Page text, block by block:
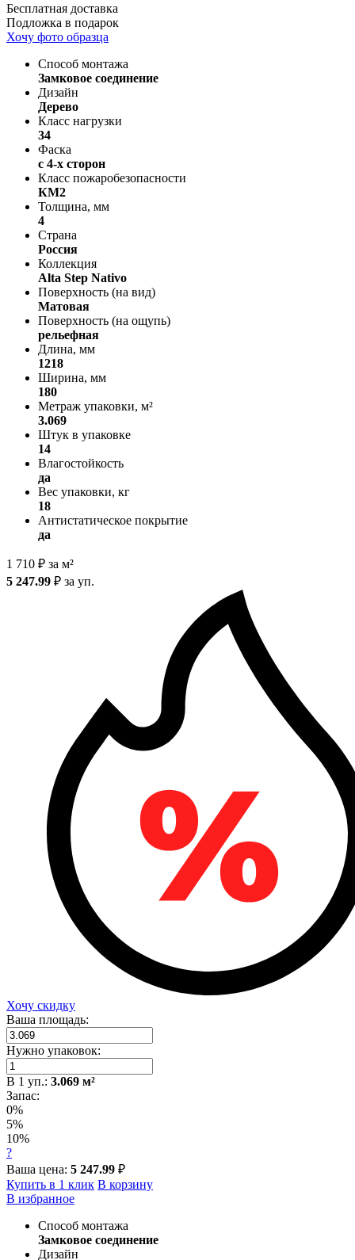
Бесплатная доставка
Подложка в подарок
Хочу фото образца
Способ монтажа
Замковое соединение
Дизайн
Дерево
Класс нагрузки
34
Фаска
с 4-х сторон
Класс пожаробезопасности
КМ2
Толщина, мм
4
Страна
Россия
Коллекция
Alta Step Nativo
Поверхность (на вид)
Матовая
Поверхность (на ощупь)
рельефная
Длина, мм
1218
Ширина, мм
180
Метраж упаковки, м²
3.069
Штук в упаковке
14
Влагостойкость
да
Вес упаковки, кг
18
Антистатическое покрытие
да
1 710 ₽ за м²
5 247.99 ₽ за уп.
Хочу скидку
Ваша площадь:
Нужно упаковок:
В 1 уп.: 3.069 м²
Запас:
0%
5%
10%
?
Ваша цена: 5 247.99 ₽
Купить в 1 клик В корзину
В избранное
Способ монтажа
Замковое соединение
Дизайн